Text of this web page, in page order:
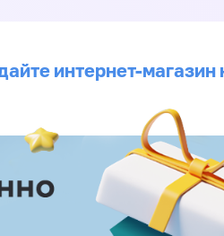
интернет-магазин